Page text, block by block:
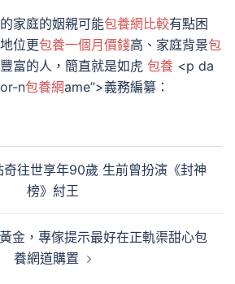
家庭的姻親可能包養網比較有點困
位更包養一個月價錢高、家庭背景包
富的人，簡直就是如虎 包養 <p da
n包養網ame”>義務編纂：
往世享年90歲 生前曾扮演《封神
榜》紂王
金，專傢提示最好在正軌渠甜心包
養網道購置